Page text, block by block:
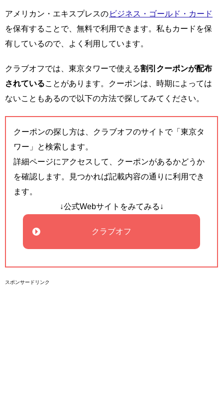
アメリカン・エキスプレスの ビジネス・ゴールド・カード
を保有することで、無料で利用できます。私もカードを保
有しているので、よく利用しています。
クラブオフでは、東京タワーで使える割引クーポンが配布
されていることがあります。クーポンは、時期によっては
ないこともあるので以下の方法で探してみてください。
クーポンの探し方は、クラブオフのサイトで「東京タ
ワー」と検索します。
詳細ページにアクセスして、クーポンがあるかどうか
を確認します。見つかれば記載内容の通りに利用でき
ます。
↓公式Webサイトをみてみる↓
クラブオフ
スポンサードリンク